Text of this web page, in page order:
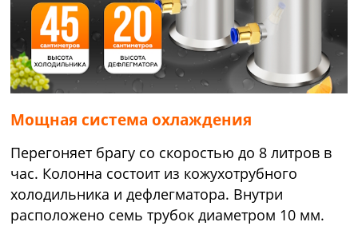
Мощная система охлаждения
Перегоняет брагу со скоростью до 8 литров в
час. Колонна состоит из кожухотрубного
холодильника и дефлегматора. Внутри
расположено семь трубок диаметром 10 мм.